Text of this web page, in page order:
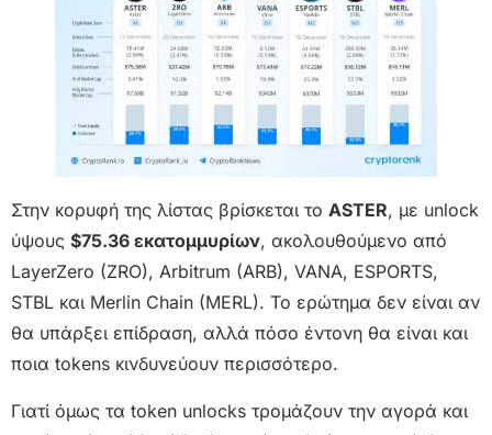
Στην κορυφή της λίστας βρίσκεται το ASTER, με unlock
ύψους $75.36 εκατομμυρίων, ακολουθούμενο από
LayerZero (ZRO), Arbitrum (ARB), VANA, ESPORTS,
STBL και Merlin Chain (MERL). Το ερώτημα δεν είναι αν
θα υπάρξει επίδραση, αλλά πόσο έντονη θα είναι και
ποια tokens κινδυνεύουν περισσότερο.
Γιατί όμως τα token unlocks τρομάζουν την αγορά και